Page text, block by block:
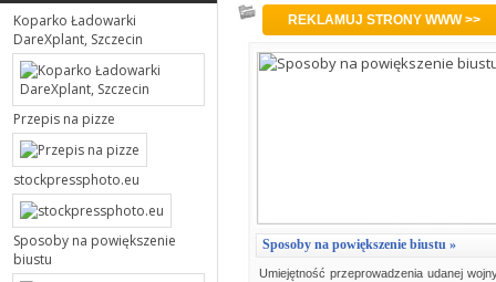
REKLAMUJ STRONY WWW >>
Koparko Ładowarki
DareXplant, Szczecin
Przepis na pizze
stockpressphoto.eu
Sposoby na powiększenie
biustu
Podkategoria: Uroda
Sposoby na powiększenie biustu »
Umiejętność przeprowadzenia udanej